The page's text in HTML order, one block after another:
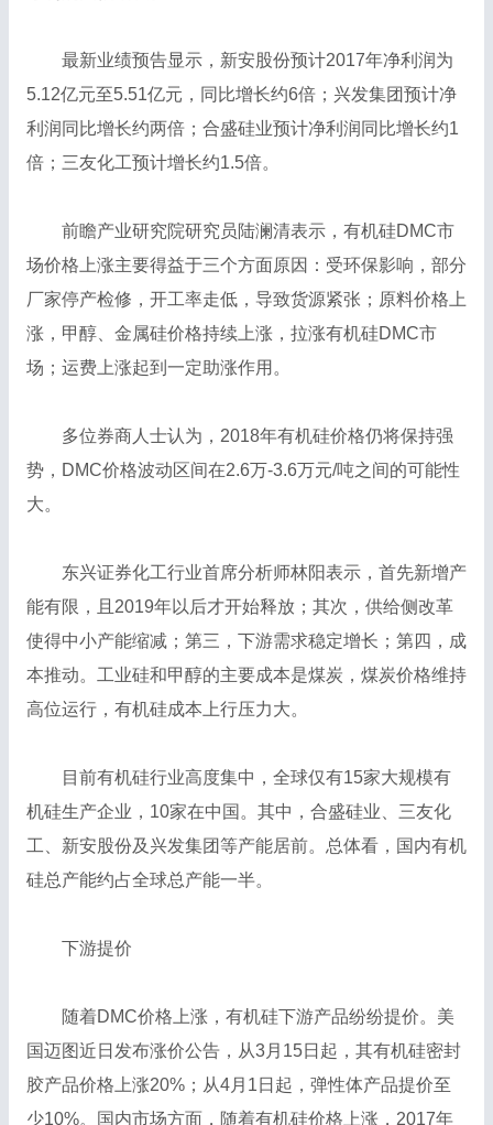
最新业绩预告显示，新安股份预计2017年净利润为
5.12亿元至5.51亿元，同比增长约6倍；兴发集团预计净
利润同比增长约两倍；合盛硅业预计净利润同比增长约1
倍；三友化工预计增长约1.5倍。
前瞻产业研究院研究员陆澜清表示，有机硅DMC市
场价格上涨主要得益于三个方面原因：受环保影响，部分
厂家停产检修，开工率走低，导致货源紧张；原料价格上
涨，甲醇、金属硅价格持续上涨，拉涨有机硅DMC市
场；运费上涨起到一定助涨作用。
多位券商人士认为，2018年有机硅价格仍将保持强
势，DMC价格波动区间在2.6万-3.6万元/吨之间的可能性
大。
东兴证券化工行业首席分析师林阳表示，首先新增产
能有限，且2019年以后才开始释放；其次，供给侧改革
使得中小产能缩减；第三，下游需求稳定增长；第四，成
本推动。工业硅和甲醇的主要成本是煤炭，煤炭价格维持
高位运行，有机硅成本上行压力大。
目前有机硅行业高度集中，全球仅有15家大规模有
机硅生产企业，10家在中国。其中，合盛硅业、三友化
工、新安股份及兴发集团等产能居前。总体看，国内有机
硅总产能约占全球总产能一半。
下游提价
随着DMC价格上涨，有机硅下游产品纷纷提价。美
国迈图近日发布涨价公告，从3月15日起，其有机硅密封
胶产品价格上涨20%；从4月1日起，弹性体产品提价至
少10%。国内市场方面，随着有机硅价格上涨，2017年